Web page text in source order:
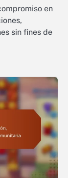
en
sin fines de